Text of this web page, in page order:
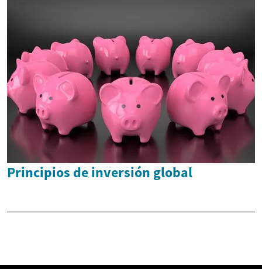
Principios de inversión global